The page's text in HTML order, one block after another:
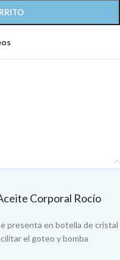
Corporal Rocío
presenta en botella de cristal
el goteo y bomba